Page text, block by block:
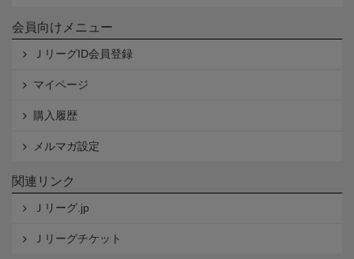
会員向けメニュー
ＪリーグID会員登録
マイページ
購入履歴
メルマガ設定
関連リンク
Ｊリーグ.jp
Ｊリーグチケット